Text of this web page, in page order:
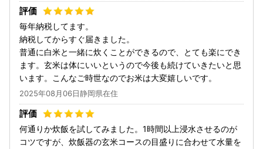
毎年納税してます。
納税してからすぐ届きました。
普通に白米と一緒に炊くことができるので、とても楽にでき
ます。玄米は体にいいというので今後も続けていきたいと思
います。こんなご時世なのでお米は大変嬉しいです。
2025年08月06日静岡県在住
何通りか炊飯を試してみました。1時間以上浸水させるのが
コツですが、炊飯器の玄米コースの目盛りに合わせて水量を